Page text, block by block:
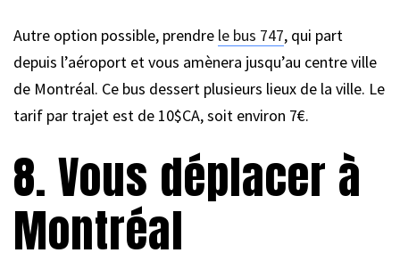
Autre option possible, prendre le bus 747, qui part
depuis l’aéroport et vous amènera jusqu’au centre ville
de Montréal. Ce bus dessert plusieurs lieux de la ville. Le
tarif par trajet est de 10$CA, soit environ 7€.
8. Vous déplacer à
Montréal